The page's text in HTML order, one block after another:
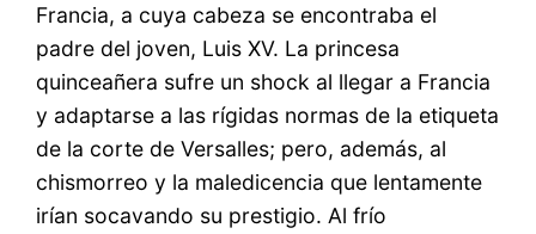
Francia, a cuya cabeza se encontraba el
padre del joven, Luis XV. La princesa
quinceañera sufre un shock al llegar a Francia
y adaptarse a las rígidas normas de la etiqueta
de la corte de Versalles; pero, además, al
chismorreo y la maledicencia que lentamente
irían socavando su prestigio. Al frío